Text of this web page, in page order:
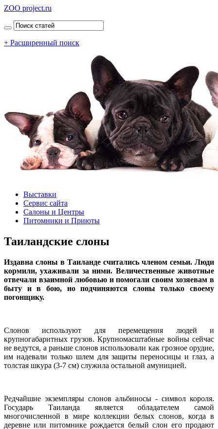
ZOO project.ru
+ Расширенный поиск
Выставки
Сервис сайта
Салоны и Центры
Питомники и Приюты
Таиландские слоны
Издавна слоны в Таиланде считались членом семьи. Люди
кормили, ухаживали за ними. Величественные животные
отвечали взаимной любовью и помогали своим хозяевам в
быту и в бою, но подчиняются слоны только своему
погонщику.
Слонов используют для перемещения людей и
крупногабаритных грузов. Крупномасштабные войны сейчас
не ведутся, а раньше слонов использовали как грозное орудие,
им надевали только шлем для защиты переносицы и глаз, а
толстая шкура (3-7 см) служила остальной амуницией.
Редчайшие экземпляры слонов альбиносы - символ короля.
Государь Таиланда является обладателем самой
многочисленной в мире коллекции белых слонов, когда в
деревне или питомнике рождается белый слон его продают